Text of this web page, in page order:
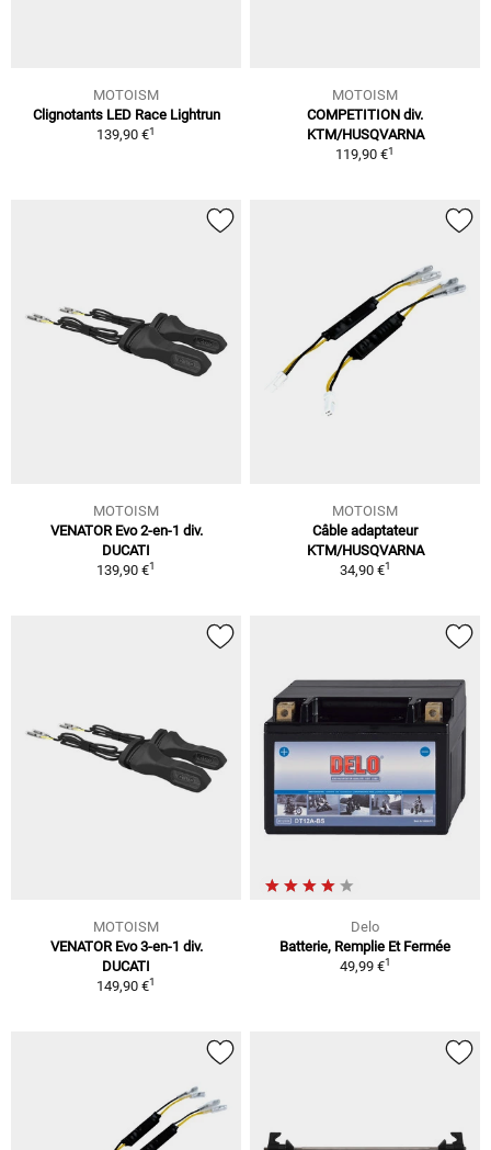
MOTOISM
Clignotants LED Race Lightrun
139,90 €1
MOTOISM
COMPETITION div.
KTM/HUSQVARNA
119,90 €1
MOTOISM
VENATOR Evo 2-en-1 div.
DUCATI
139,90 €1
MOTOISM
Câble adaptateur
KTM/HUSQVARNA
34,90 €1
MOTOISM
VENATOR Evo 3-en-1 div.
DUCATI
149,90 €1
Delo
Batterie, Remplie Et Fermée
49,99 €1